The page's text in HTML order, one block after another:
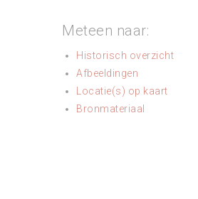
Meteen naar:
Historisch overzicht
Afbeeldingen
Locatie(s) op kaart
Bronmateriaal